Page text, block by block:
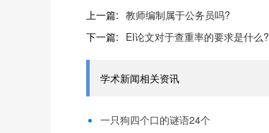
上一篇: 教师编制属于公务员吗?
下一篇: EI论文对于查重率的要求是什么?
学术新闻相关资讯
一只狗四个口的谜语24个